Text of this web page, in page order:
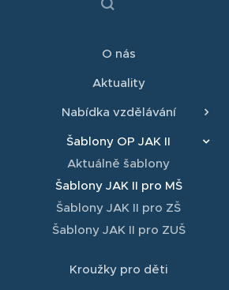
O nás
Aktuality
Nabídka vzdělávání
Šablony OP JAK II
Aktuálně šablony
Šablony JAK II pro MŠ
Šablony JAK II pro ZŠ
Šablony JAK II pro ZUŠ
Kroužky pro děti